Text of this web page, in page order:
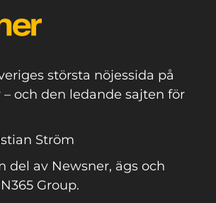
största nöjessida på
och den ledande sajten för
Ström
del av Newsner, ägs och
Group.